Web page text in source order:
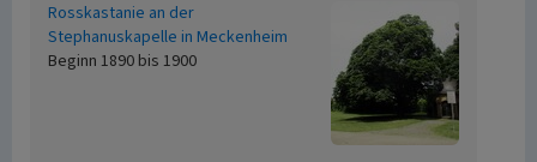
Rosskastanie an der
Stephanuskapelle in Meckenheim
Beginn 1890 bis 1900